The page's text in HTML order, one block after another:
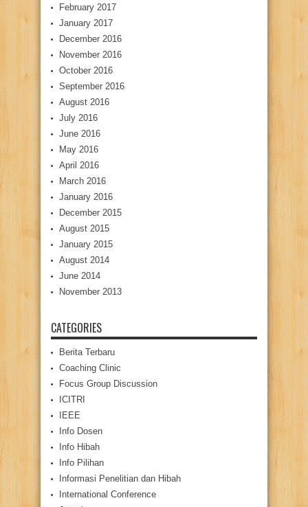
February 2017
January 2017
December 2016
November 2016
October 2016
September 2016
August 2016
July 2016
June 2016
May 2016
April 2016
March 2016
January 2016
December 2015
August 2015
January 2015
August 2014
June 2014
November 2013
CATEGORIES
Berita Terbaru
Coaching Clinic
Focus Group Discussion
ICITRI
IEEE
Info Dosen
Info Hibah
Info Pilihan
Informasi Penelitian dan Hibah
International Conference